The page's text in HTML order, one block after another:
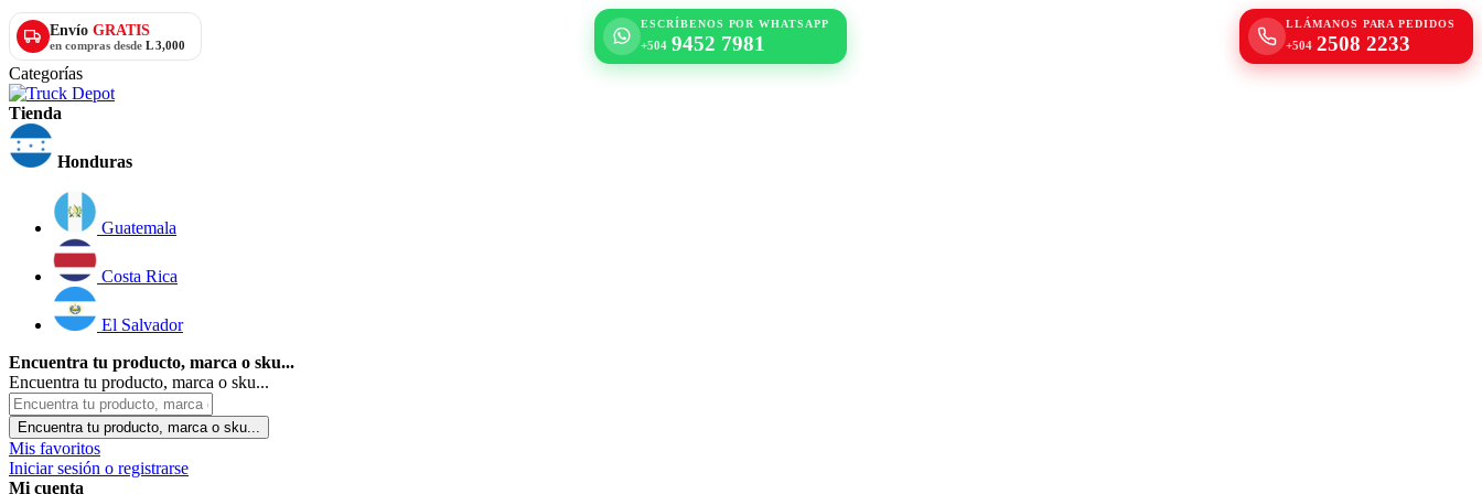
Envío GRATIS
en compras desde L 3,000
ESCRÍBENOS POR WHATSAPP
+504 9452 7981
LLÁMANOS PARA PEDIDOS
+504 2508 2233
Categorías
Tienda
Honduras
Guatemala
Costa Rica
El Salvador
Encuentra tu producto, marca o sku...
Encuentra tu producto, marca o sku...
Encuentra tu producto, marca o sku...
Mis favoritos
Iniciar sesión o registrarse
Mi cuenta